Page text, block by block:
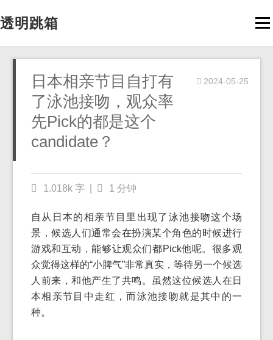
透明跳箱
日本相亲节目自打有
了泳池接吻，观众率
先Pick的都是这个
candidate？
2024-05-25
1.018k 字 1 分钟
自从日本的相亲节目里出现了泳池接吻这个场
景，候选人们通常会在扮演某个角色的时候进行
游戏和互动，能够让观众们都Pick他呢。很多观
众觉得这样的“小脾气”非常真实，等待另一个候选
人前来，和他产生了共鸣。虽然这位候选人在日
本相亲节目中走红，而泳池接吻就是其中的一
种。